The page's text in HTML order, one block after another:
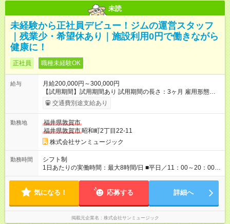
未読
未経験から正社員デビュー！ジムの運営スタッフ
｜残業少・希望休あり｜施設利用0円で働きながら
健康に！
正社員 職種未経験OK
給与
月給200,000円～300,000円
【試用期間】試用期間あり 試用期間の長さ：3ヶ月 雇用形態、
給与は本採用時と同じです。
交通費別途支給あり
勤務地
福井県敦賀市
福井県敦賀市 昭和町2丁目22-11
株式会社サンミュージック
勤務時間
シフト制
1日あたりの実働時間：最大8時間/日 ■平日／11：00～20：00 ■
土日祝／10：00～19：00
気になる！ 応募する 詳細へ
掲載元企業名 株式会社サンミュージック